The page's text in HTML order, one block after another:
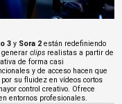
3 y Sora 2 están redefiniendo
generarclips realistas a partir de
de forma casi
y de acceso hacen que
su fluidez en vídeos cortos
control creativo. Ofrece
entornos profesionales.